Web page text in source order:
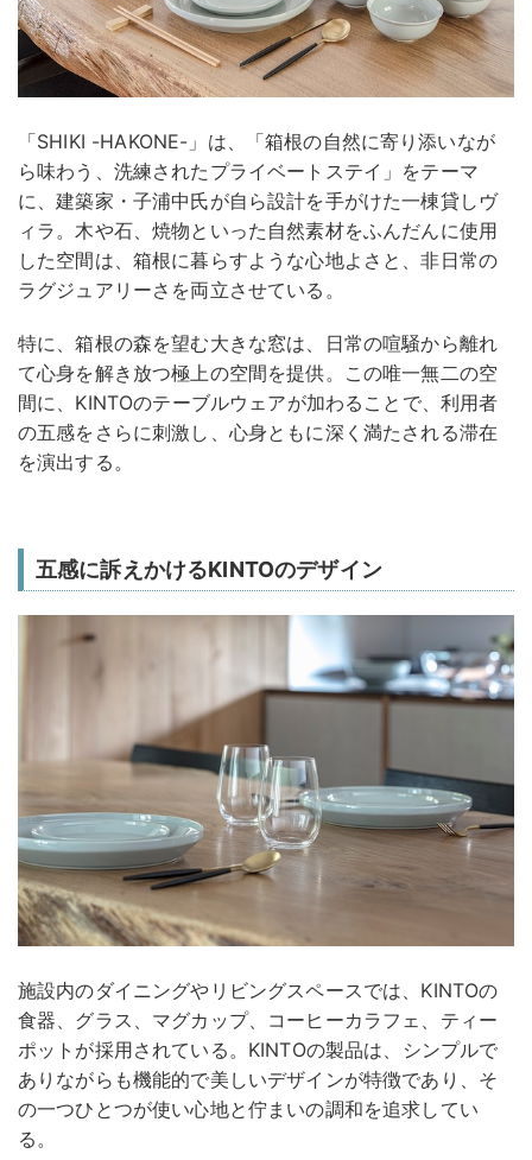
「SHIKI -HAKONE-」は、「箱根の自然に寄り添いなが
ら味わう、洗練されたプライベートステイ」をテーマ
に、建築家・子浦中氏が自ら設計を手がけた一棟貸しヴ
ィラ。木や石、焼物といった自然素材をふんだんに使用
した空間は、箱根に暮らすような心地よさと、非日常の
ラグジュアリーさを両立させている。
特に、箱根の森を望む大きな窓は、日常の喧騒から離れ
て心身を解き放つ極上の空間を提供。この唯一無二の空
間に、KINTOのテーブルウェアが加わることで、利用者
の五感をさらに刺激し、心身ともに深く満たされる滞在
を演出する。
五感に訴えかけるKINTOのデザイン
施設内のダイニングやリビングスペースでは、KINTOの
食器、グラス、マグカップ、コーヒーカラフェ、ティー
ポットが採用されている。KINTOの製品は、シンプルで
ありながらも機能的で美しいデザインが特徴であり、そ
の一つひとつが使い心地と佇まいの調和を追求してい
る。